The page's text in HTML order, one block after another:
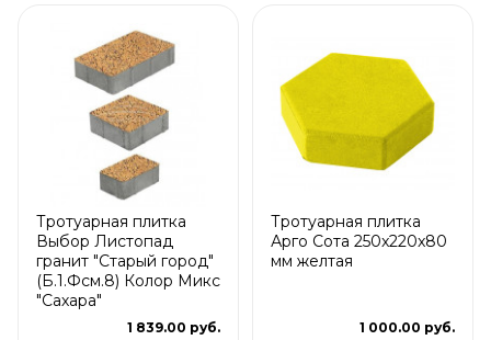
Тротуарная плитка
Выбор Листопад
гранит "Старый город"
(Б.1.Фсм.8) Колор Микс
"Сахара"
1 839.00 руб.
Тротуарная плитка
Арго Сота 250x220x80
мм желтая
1 000.00 руб.